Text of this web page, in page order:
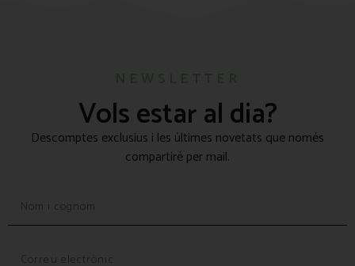
Vols estar al dia?
Descomptes exclusius i les últimes novetats que només
compartiré per mail.